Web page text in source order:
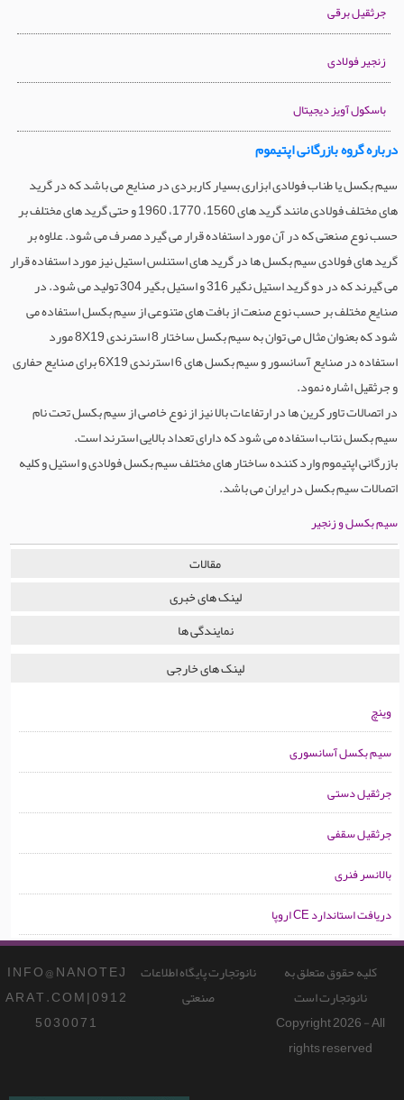
جرثقیل برقی
زنجیر فولادی
باسکول آویز دیجیتال
درباره گروه بازرگانی اپتیموم
سیم بکسل یا طناب فولادی ابزاری بسیار کاربردی در صنایع می باشد که در گرید
های مختلف فولادی مانند گرید های 1560، 1770، 1960 و حتی گرید های مختلف بر
حسب نوع صنعتی که در آن مورد استفاده قرار می گیرد مصرف می شود. علاوه بر
گرید های فولادی سیم بکسل ها در گرید های استنلس استیل نیز مورد استفاده قرار
می گیرند که در دو گرید استیل نگیر 316 و استیل بگیر 304 تولید می شود. در
صنایع مختلف بر حسب نوع صنعت از بافت های متنوعی از سیم بکسل استفاده می
شود که بعنوان مثال می توان به سیم بکسل ساختار 8 استرندی 8X19 مورد
استفاده در صنایع آسانسور و سیم بکسل های 6 استرندی 6X19 برای صنایع حفاری
و جرثقیل اشاره نمود.
در اتصالات تاور کرین ها در ارتفاعات بالا نیز از نوع خاصی از سیم بکسل تحت نام
سیم بکسل نتاب استفاده می شود که دارای تعداد بالایی استرند است.
بازرگانی اپتیموم وارد کننده ساختار های مختلف سیم بکسل فولادی و استیل و کلیه
اتصالات سیم بکسل در ایران می باشد.
سیم بکسل و زنجیر
مقالات
لینک های خبری
نمایندگی ها
لینک های خارجی
وینچ
سیم بکسل آسانسوری
جرثقیل دستی
جرثقیل سقفی
بالانسر فنری
دریافت استاندارد CE اروپا
I N F O @ N A N O T E J
A R A T . C O M | 0 9 1 2
5 0 3 0 0 7 1
نانوتجارت پایگاه اطلاعات
صنعتی
کلیه حقوق متعلق به
نانوتجارت است
Copyright 2026 - All
rights reserved